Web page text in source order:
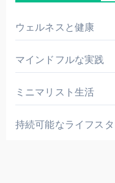
ウェルネスと健康
マインドフルな実践
ミニマリスト生活
持続可能なライフス